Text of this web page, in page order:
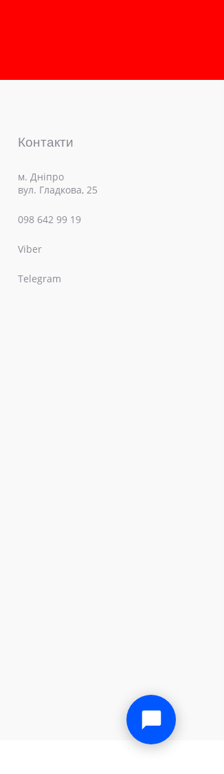
Контакти
м. Дніпро
вул. Гладкова, 25
098 642 99 19
Viber
Telegram